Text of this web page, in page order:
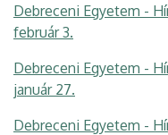
Debreceni Egyetem -
február 3.
Debreceni Egyetem -
január 27.
Debreceni Egyetem -